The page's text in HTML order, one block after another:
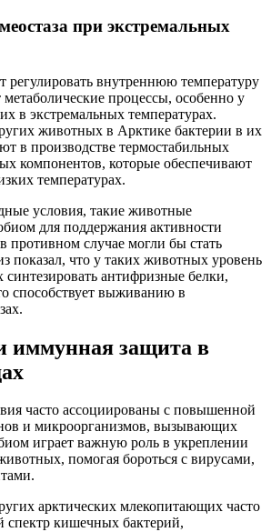
при экстремальных
внутреннюю температуру
процессы, особенно у
в экстремальных температурах.
животных в Арктике бактерии в их
в производстве термостабильных
компонентов, которые обеспечивают
температурах.
условия, такие животные
для поддержания активности
противном случае могли бы стать
показал, что у таких животных уровень
антифризные белки,
способствует выживанию в
иммунная защита в
часто ассоциированы с повышенной
и микроорганизмов, вызывающих
играет важную роль в укреплении
помогая бороться с вирусами,
арктических млекопитающих часто
спектр кишечных бактерий,